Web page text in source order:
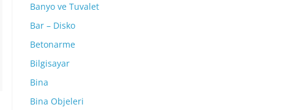
Banyo ve Tuvalet
Bar – Disko
Betonarme
Bilgisayar
Bina
Bina Objeleri